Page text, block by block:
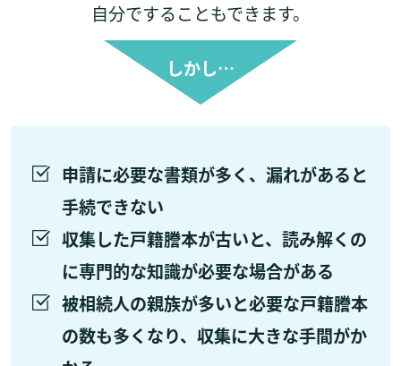
自分ですることもできます。
しかし…
申請に必要な書類が多く、漏れがあると
手続できない
収集した戸籍謄本が古いと、読み解くの
に専門的な知識が必要な場合がある
被相続人の親族が多いと必要な戸籍謄本
の数も多くなり、収集に大きな手間がか